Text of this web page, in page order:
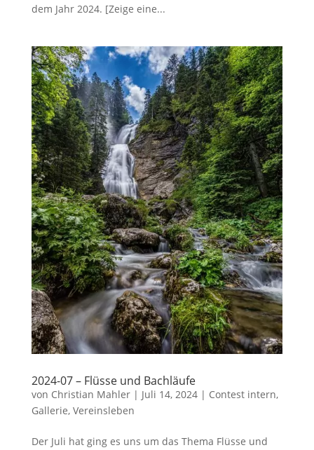
dem Jahr 2024. [Zeige eine...
2024-07 – Flüsse und Bachläufe
von Christian Mahler| Juli 14, 2024| Contest intern,
Gallerie, Vereinsleben
Der Juli hat ging es uns um das Thema Flüsse und